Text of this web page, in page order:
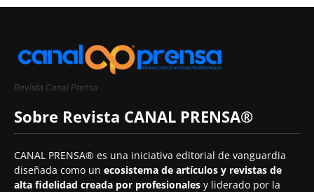
Revista Canal Prensa
Sobre Revista CANAL PRENSA®
CANAL PRENSA® es una iniciativa editorial de vanguardia
diseñada como un ecosistema de artículos y revistas de
alta fidelidad creada por profesionales y liderado por la